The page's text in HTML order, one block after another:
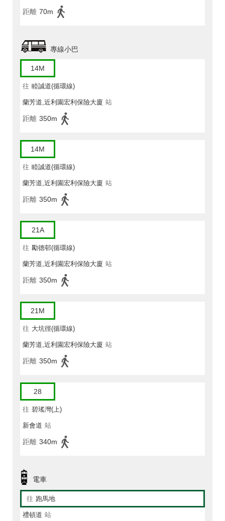
距離 70m
專線小巴
14M
往 睦誠道(循環線)
蘭芳道,近利園宏利保險大廈 站
距離 350m
14M
往 睦誠道(循環線)
蘭芳道,近利園宏利保險大廈 站
距離 350m
21A
往 勵德邨(循環線)
蘭芳道,近利園宏利保險大廈 站
距離 350m
21M
往 大坑徑(循環線)
蘭芳道,近利園宏利保險大廈 站
距離 350m
28
往 碧瑤灣(上)
新會道 站
距離 340m
電車
往 跑馬地
禮頓道 站